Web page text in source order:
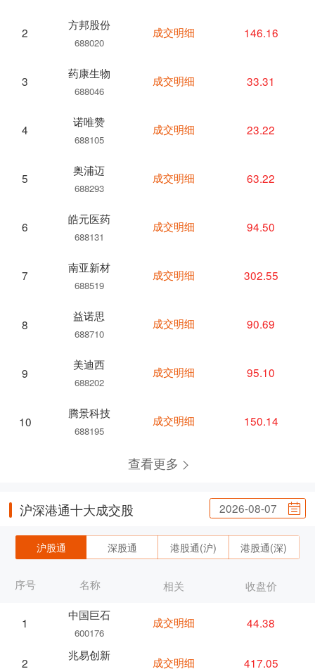
2
方邦股份
688020
3
药康生物
688046
4
诺唯赞
688105
5
奥浦迈
688293
6
皓元医药
688131
7
南亚新材
688519
8
益诺思
688710
9
美迪西
688202
10
腾景科技
688195
成交明细 146.16
成交明细 33.31
成交明细 23.22
成交明细 63.22
成交明细 94.50
成交明细 302.55
成交明细 90.69
成交明细 95.10
成交明细 150.14
查看更多
沪深港通十大成交股 2026-08-07
沪股通 深股通 港股通(沪) 港股通(深)
序号 名称
1
中国巨石
600176
2
兆易创新
相关 收盘价
成交明细 44.38
成交明细 417.05